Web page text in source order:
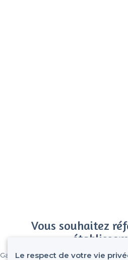
Vous souhaitez
Gagnez de nombreux clients parmi le
Le respect de votre vie